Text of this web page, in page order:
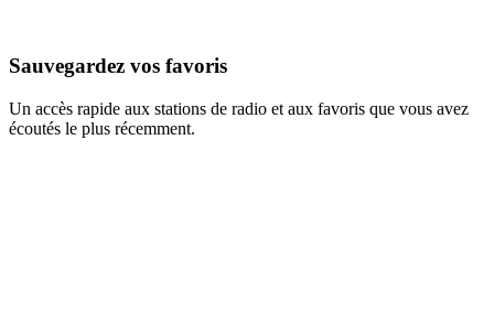
Sauvegardez vos favoris
Un accès rapide aux stations de radio et aux favoris que vous avez
écoutés le plus récemment.